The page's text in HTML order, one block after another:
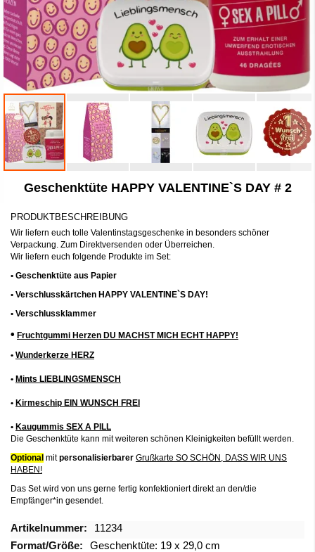
Anfang
Bildergalerie
Geschenktüte HAPPY VALENTINE`S DAY # 2
PRODUKTBESCHREIBUNG
Wir liefern euch tolle Valentinstagsgeschenke in besonders schöner
Verpackung. Zum Direktversenden oder Überreichen.
Wir liefern euch folgende Produkte im Set:
• Geschenktüte aus Papier
• Verschlusskärtchen HAPPY VALENTINE`S DAY!
• Verschlussklammer
• Fruchtgummi Herzen DU MACHST MICH ECHT HAPPY!
• Wunderkerze HERZ
• Mints LIEBLINGSMENSCH
• Kirmeschip EIN WUNSCH FREI
• Kaugummis SEX A PILL
Die Geschenktüte kann mit weiteren schönen Kleinigkeiten befüllt werden.
Optional mitpersonalisierbarer Grußkarte SO SCHÖN, DASS WIR UNS
HABEN!
Das Set wird von uns gerne fertig konfektioniert direkt an den/die
Empfänger*in gesendet.
Mehr
Informationen
11234
Geschenktüte: 19 x 29,0 cm